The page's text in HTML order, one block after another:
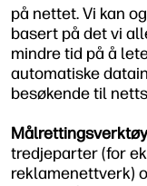
på nettet. Vi kan
basert på det vi
mindre tid på å
automatiske
besøkende til
tredjeparter (for
reklamenettverk)